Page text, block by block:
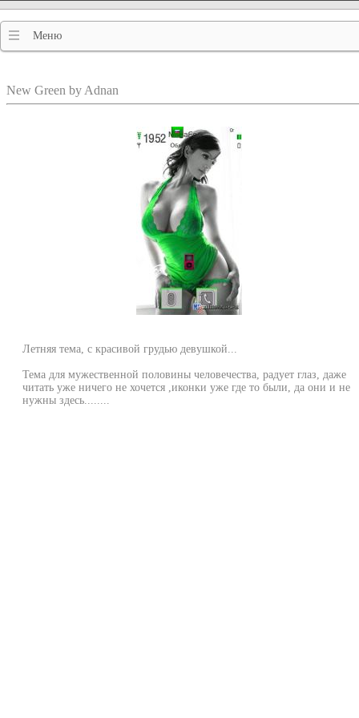
Меню
New Green by Adnan
Летняя тема, с красивой грудью девушкой...
Тема для мужественной половины человечества, радует глаз, даже
читать уже ничего не хочется ,иконки уже где то были, да они и не
нужны здесь........